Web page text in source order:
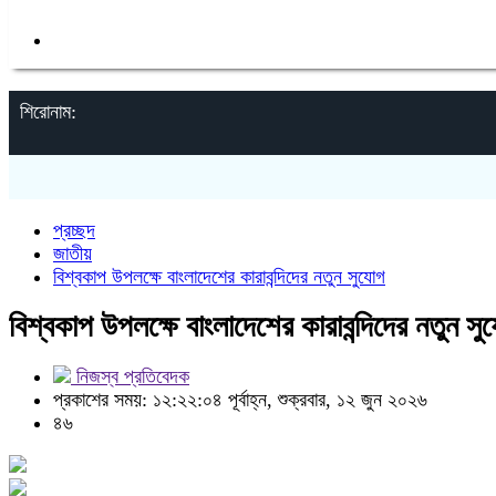
শিরোনাম:
প্রচ্ছদ
জাতীয়
বিশ্বকাপ উপলক্ষে বাংলাদেশের কারাবন্দিদের নতুন সুযোগ
বিশ্বকাপ উপলক্ষে বাংলাদেশের কারাবন্দিদের নতুন
নিজস্ব প্রতিবেদক
প্রকাশের সময়: ১২:২২:০৪ পূর্বাহ্ন, শুক্রবার, ১২ জুন ২০২৬
৪৬